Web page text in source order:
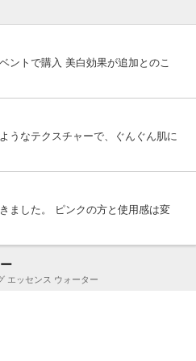
ントで購入 美白効果が追加とのこ
うなテクスチャーで、ぐんぐん肌に
ました。 ピンクの方と使用感は変
エッセンス ウォーター